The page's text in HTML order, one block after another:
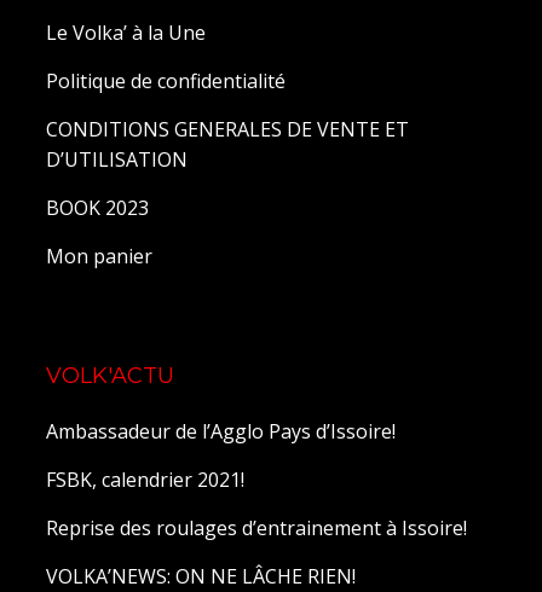
Le Volka’ à la Une
Politique de confidentialité
CONDITIONS GENERALES DE VENTE ET
D’UTILISATION
BOOK 2023
Mon panier
VOLK'ACTU
Ambassadeur de l’Agglo Pays d’Issoire!
FSBK, calendrier 2021!
Reprise des roulages d’entrainement à Issoire!
VOLKA’NEWS: ON NE LÂCHE RIEN!